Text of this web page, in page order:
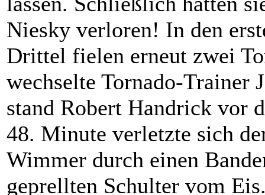
Niesky verloren! In den
Drittel fielen erneut zwei
wechselte Tornado-Trainer
stand Robert Handrick vor
48. Minute verletzte sich
Wimmer durch einen
geprellten Schulter vom